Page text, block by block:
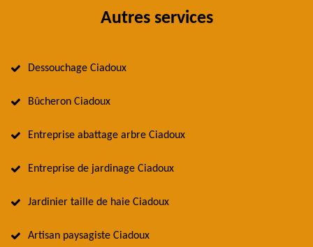
Autres services
Dessouchage Ciadoux
Bûcheron Ciadoux
Entreprise abattage arbre Ciadoux
Entreprise de jardinage Ciadoux
Jardinier taille de haie Ciadoux
Artisan paysagiste Ciadoux